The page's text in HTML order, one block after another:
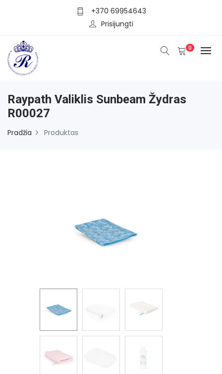
+370 69954643
Prisijungti
0
Raypath Valiklis Sunbeam Žydras
R00027
Pradžia Produktas